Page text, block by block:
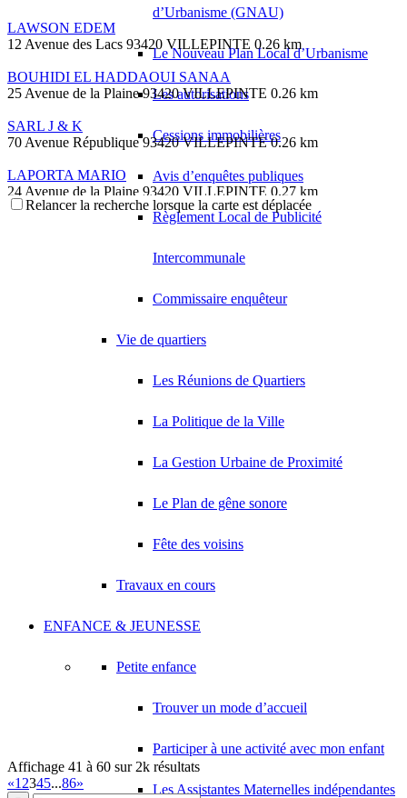
d’Urbanisme (GNAU)
Le Nouveau Plan Local d’Urbanisme
Les autorisations
Cessions immobilières
Avis d’enquêtes publiques
Règlement Local de Publicité
Intercommunale
Commissaire enquêteur
Vie de quartiers
Les Réunions de Quartiers
La Politique de la Ville
La Gestion Urbaine de Proximité
Le Plan de gêne sonore
Fête des voisins
Travaux en cours
ENFANCE & JEUNESSE
Petite enfance
Trouver un mode d’accueil
Participer à une activité avec mon enfant
Les Assistantes Maternelles indépendantes
LAWSON EDEM
12 Avenue des Lacs 93420 VILLEPINTE 0.26 km
BOUHIDI EL HADDAOUI SANAA
25 Avenue de la Plaine 93420 VILLEPINTE 0.26 km
SARL J & K
70 Avenue République 93420 VILLEPINTE 0.26 km
LAPORTA MARIO
24 Avenue de la Plaine 93420 VILLEPINTE 0.27 km
0.27 km
24 Avenue République 93420 VILLEPINTE
13 Rue Marinoni 93420 VILLEPINTE 0.28 km
84 Avenue du Général Leclerc 93420 VILLEPINTE
HENRI MALYS CONSULTING
9 Avenue Auguste Lumière 93420 Villepinte
JEANNOT PEINTURE
SODESER
Relancer la recherche lorsque la carte est déplacée
Affichage 41 à 60 sur 2k résultats
«1 2345...86»